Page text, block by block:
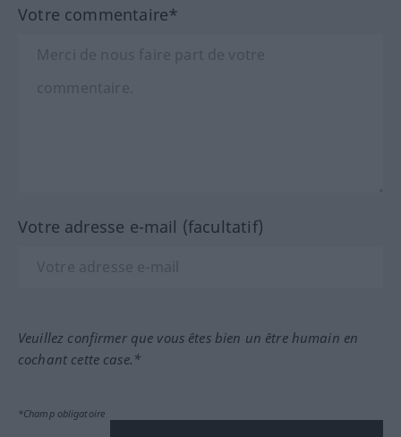
Votre commentaire*
Votre adresse e-mail (facultatif)
Veuillez confirmer que vous êtes bien un être humain en
cochant cette case.*
*Champ obligatoire